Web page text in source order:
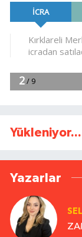
Yükleniyor...
Yazarlar